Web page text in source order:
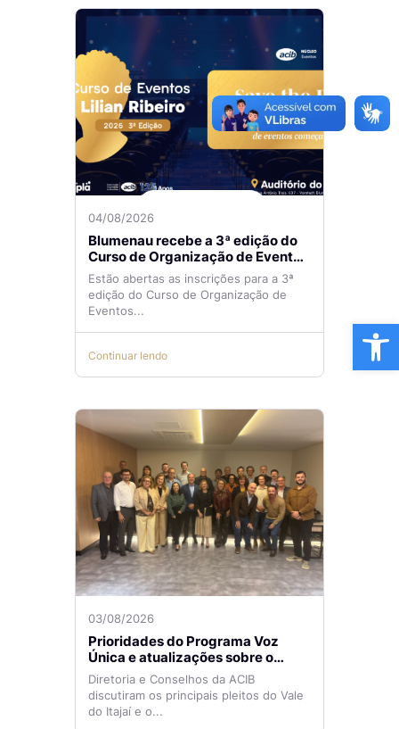
04/08/2026
Blumenau recebe a 3ª edição do
Curso de Organização de Eventos
Lilian Ribeiro
Estão abertas as inscrições para a 3ª
edição do Curso de Organização de
Eventos...
Continuar lendo
03/08/2026
Prioridades do Programa Voz
Única e atualizações sobre o
Aeroporto de Navegantes são
temas de reunião na ACIB
Diretoria e Conselhos da ACIB
discutiram os principais pleitos do Vale
do Itajaí e o...